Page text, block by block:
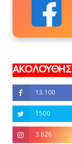
13.100
1500
3.826